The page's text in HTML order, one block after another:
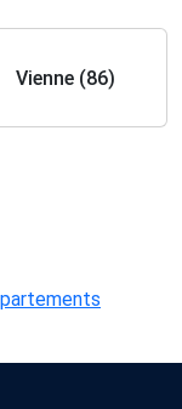
Vienne (86)